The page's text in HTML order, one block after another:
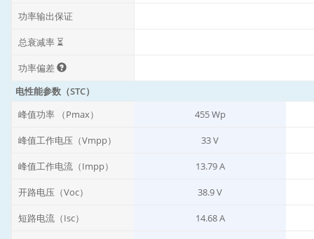
功率输出保证
总衰减率 ⏳
功率偏差
电性能参数（STC）
峰值功率 （Pmax）
455 Wp
峰值工作电压（Vmpp） 33 V
峰值工作电流（Impp） 13.79 A
开路电压（Voc） 38.9 V
短路电流（Isc） 14.68 A